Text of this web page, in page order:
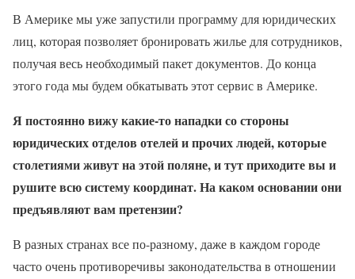
В Америке мы уже запустили программу для юридических
лиц, которая позволяет бронировать жилье для сотрудников,
получая весь необходимый пакет документов. До конца
этого года мы будем обкатывать этот сервис в Америке.
Я постоянно вижу какие-то нападки со стороны
юридических отделов отелей и прочих людей, которые
столетиями живут на этой поляне, и тут приходите вы и
рушите всю систему координат. На каком основании они
предъявляют вам претензии?
В разных странах все по-разному, даже в каждом городе
часто очень противоречивы законодательства в отношении